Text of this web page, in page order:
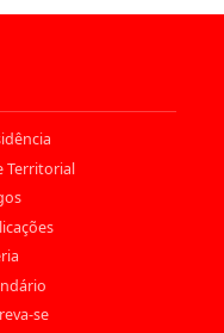
Territorial
se